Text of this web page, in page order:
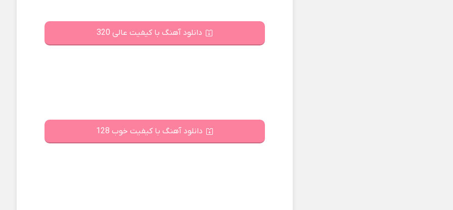
دانلود آهنگ با کیفیت عالی 320
دانلود آهنگ با کیفیت خوب 128